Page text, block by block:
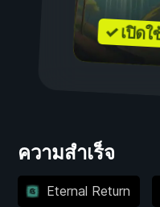
✓ เปิดใ
ความสำเร็จ
Eternal Return